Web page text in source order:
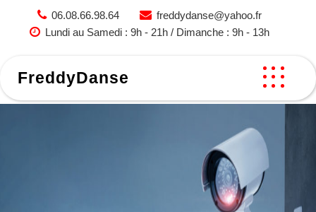
06.08.66.98.64
freddydanse@yahoo.fr
Lundi au Samedi : 9h - 21h / Dimanche : 9h - 13h
FreddyDanse